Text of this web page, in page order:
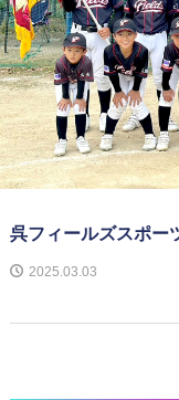
呉フィールズスポー
2025.03.03